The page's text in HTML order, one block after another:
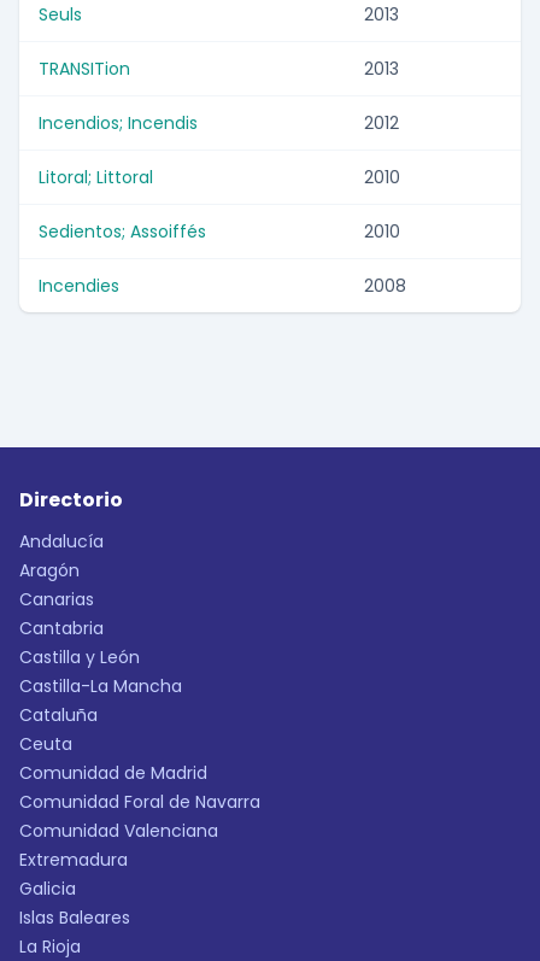
Seuls 2013
TRANSITion 2013
Incendios; Incendis 2012
Litoral; Littoral 2010
Sedientos; Assoiffés 2010
Incendies 2008
Directorio
Andalucía
Aragón
Canarias
Cantabria
Castilla y León
Castilla-La Mancha
Cataluña
Ceuta
Comunidad de Madrid
Comunidad Foral de Navarra
Comunidad Valenciana
Extremadura
Galicia
Islas Baleares
La Rioja